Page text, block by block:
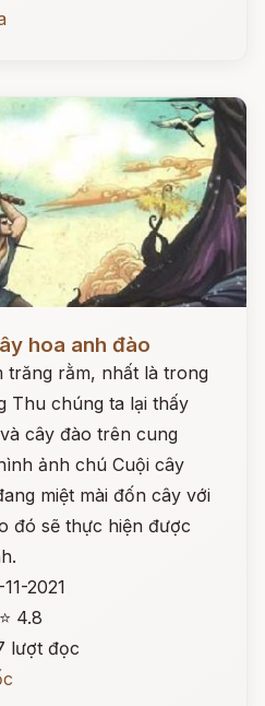
hoa anh đào
trăng rằm, nhất là trong
Thu chúng ta lại thấy
cây đào trên cung
ảnh chú Cuội cây
miệt mài đốn cây với
đó sẽ thực hiện được
2021
⭐ 4.8
lượt đọc